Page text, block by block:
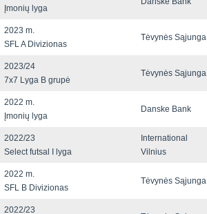
Įmonių lyga
2023 m.
SFL A Divizionas
Tėvynės Sąjunga
2023/24
7x7 Lyga B grupė
Tėvynės Sąjunga
2022 m.
Įmonių lyga
Danske Bank
2022/23
Select futsal I lyga
International
Vilnius
2022 m.
SFL B Divizionas
Tėvynės Sąjunga
2022/23